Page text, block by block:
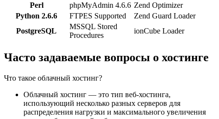
Perl
phpMyAdmin 4.6.6 Zend Optimizer
Python 2.6.6
FTPES Supported
Zend Guard Loader
PostgreSQL
MSSQL Stored
Procedures
ionCube Loader
Часто задаваемые вопросы о хостинге
Что такое облачный хостинг?
Облачный хостинг — это тип веб-хостинга,
использующий несколько разных серверов для
распределения нагрузки и максимального увеличения